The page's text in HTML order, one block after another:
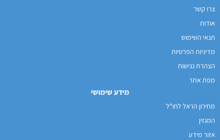
צרו קשר
אודות
תנאי השימוש
מדיניות הפרטיות
הצהרת נגישות
מפת אתר
מידע שימושי
מחירון הראל לחו"ל
המגזין
אזור מידע